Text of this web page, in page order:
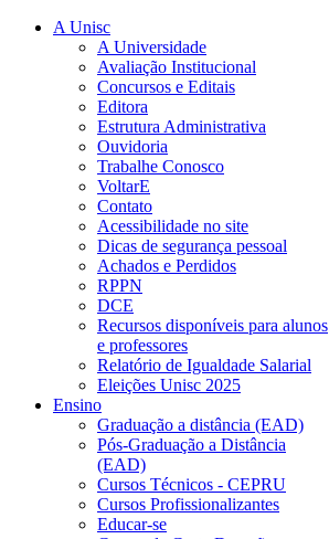
A Unisc
A Universidade
Avaliação Institucional
Concursos e Editais
Editora
Estrutura Administrativa
Ouvidoria
Trabalhe Conosco
VoltarE
Contato
Acessibilidade no site
Dicas de segurança pessoal
Achados e Perdidos
RPPN
DCE
Recursos disponíveis para alunos
e professores
Relatório de Igualdade Salarial
Eleições Unisc 2025
Ensino
Graduação a distância (EAD)
Pós-Graduação a Distância
(EAD)
Cursos Técnicos - CEPRU
Cursos Profissionalizantes
Educar-se